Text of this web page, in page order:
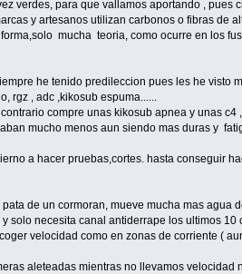
verdes, para que vallamos aportando ,
y artesanos utilizan carbonos o fibras de
mucha teoria, como ocurre en los
he tenido predileccion pues les he visto
rgz , adc ,kikosub espuma......
compre unas kikosub apnea y unas
mucho menos aun siendo mas duras y
a hacer pruebas,cortes. hasta conseguir
de un cormoran, mueve mucha mas
solo necesita canal antiderrape los ultimos
velocidad como en zonas de corriente (
aleteadas mientras no llevamos